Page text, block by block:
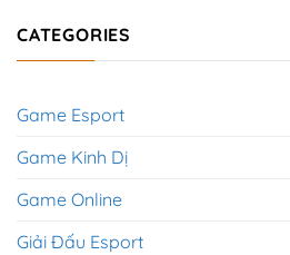
CATEGORIES
Game Esport
Game Kinh Dị
Game Online
Giải Đấu Esport